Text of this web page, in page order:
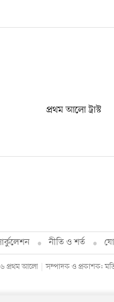
প্রথম আলো ট্রাস্ট
নীতি ও শর্ত
প্রথম আলো সম্পাদক ও প্রকাশক: